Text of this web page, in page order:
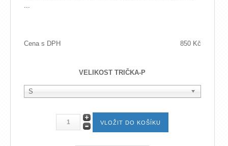
...
Cena s DPH 850 Kč
VELIKOST TRIČKA-P
S